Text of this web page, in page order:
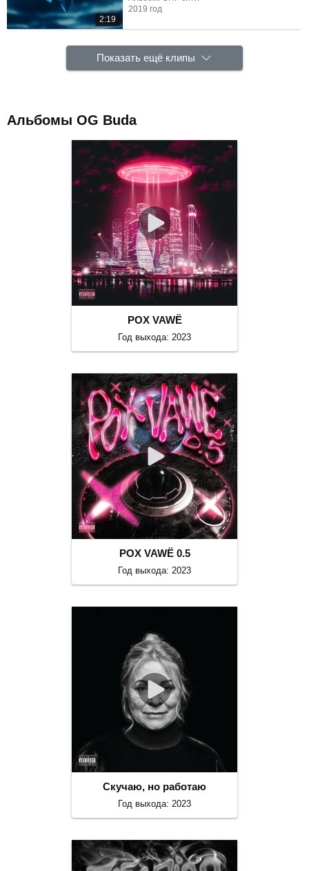
2:19
2019 год
Показать ещё клипы
Альбомы OG Buda
POX VAWË
Год выхода: 2023
POX VAWË 0.5
Год выхода: 2023
Скучаю, но работаю
Год выхода: 2023